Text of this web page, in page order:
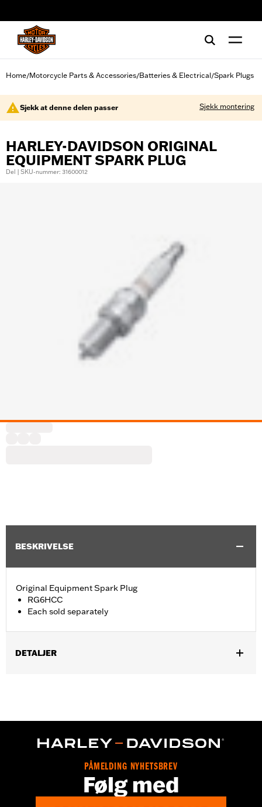
Home/Motorcycle Parts & Accessories/Batteries & Electrical/Spark Plugs
Sjekk at denne delen passer Sjekk montering
HARLEY-DAVIDSON ORIGINAL
EQUIPMENT SPARK PLUG
Del | SKU-nummer: 31600012
BESKRIVELSE
Original Equipment Spark Plug
RG6HCC
Each sold separately
DETALJER
In the Box:1 spark plug
d.com/warrantyfor full details
PÅMELDING NYHETSBREV
Følg med